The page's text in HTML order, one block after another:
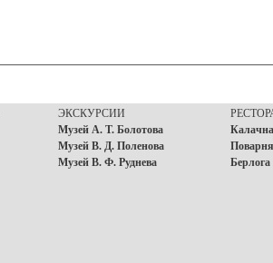
ЭКСКУРСИИ
Музей А. Т. Болотова
Музей В. Д. Поленова
Музей В. Ф. Руднева
Берлога